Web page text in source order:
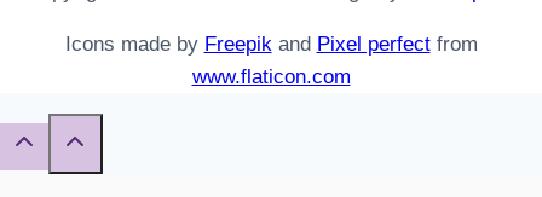
Icons made by Freepikand Pixel perfectfrom
www.flaticon.com